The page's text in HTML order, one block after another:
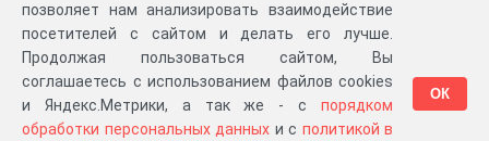
Разработка компании «Великіе предки», 2023-2026 гг. Блог.Суть проекта
позволяет нам анализировать взаимодействие
посетителей с сайтом и делать его лучше.
Продолжая пользоваться сайтом, Вы
соглашаетесь с использованием файлов cookies
и Яндекс.Метрики, а так же - с порядком
обработки персональных данных и с политикой в
ОК